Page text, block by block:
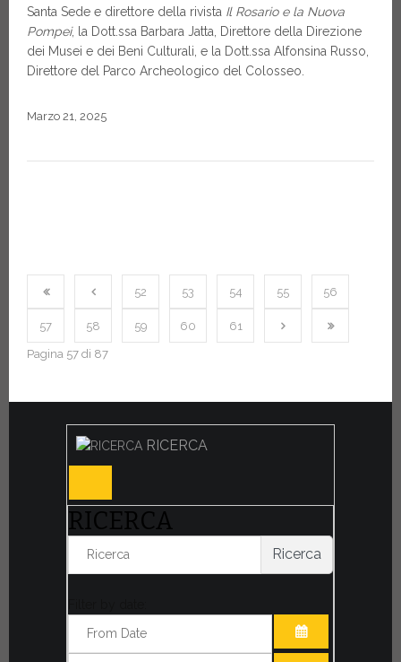
Santa Sede e direttore della rivista Il Rosario e la Nuova
Pompei, la Dott.ssa Barbara Jatta, Direttore della Direzione
dei Musei e dei Beni Culturali, e la Dott.ssa Alfonsina Russo,
Direttore del Parco Archeologico del Colosseo.
Marzo 21, 2025
52 53 54 55 56
57 58 59 60 61
Pagina 57 di 87
RICERCA
RICERCA
Ricerca